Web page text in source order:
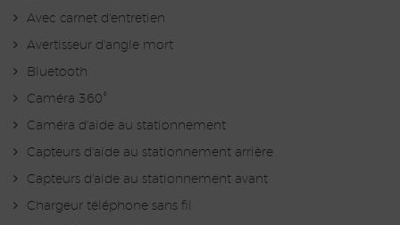
Avec carnet d'entretien
Avertisseur d'angle mort
Bluetooth
Caméra 360°
Caméra d'aide au stationnement
Capteurs d'aide au stationnement arrière
Capteurs d'aide au stationnement avant
Chargeur téléphone sans fil